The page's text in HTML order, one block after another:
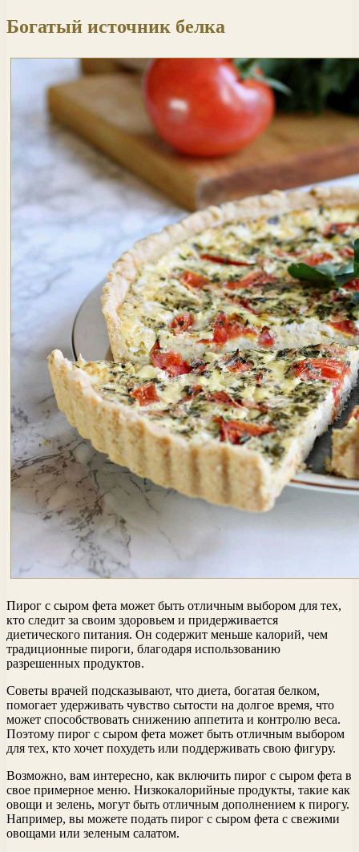
Богатый источник белка
Пирог с сыром фета может быть отличным выбором для тех,
кто следит за своим здоровьем и придерживается
диетического питания. Он содержит меньше калорий, чем
традиционные пироги, благодаря использованию
разрешенных продуктов.
Советы врачей подсказывают, что диета, богатая белком,
помогает удерживать чувство сытости на долгое время, что
может способствовать снижению аппетита и контролю веса.
Поэтому пирог с сыром фета может быть отличным выбором
для тех, кто хочет похудеть или поддерживать свою фигуру.
Возможно, вам интересно, как включить пирог с сыром фета в
свое примерное меню. Низкокалорийные продукты, такие как
овощи и зелень, могут быть отличным дополнением к пирогу.
Например, вы можете подать пирог с сыром фета с свежими
овощами или зеленым салатом.